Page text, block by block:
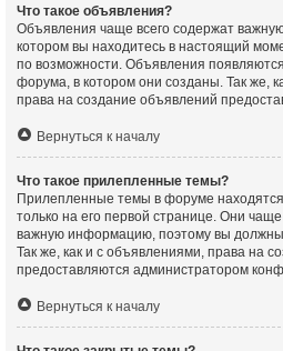
Что такое объявления?
Объявления чаще всего содержат
котором вы находитесь в настоящий
по возможности. Объявления
форума, в котором они созданы. Так же,
права на создание объявлений
Вернуться к началу
Что такое прилепленные темы?
Прилепленные темы в форуме
только на его первой странице. Они
важную информацию, поэтому вы должны
Так же, как и с объявлениями, права на
предоставляются администратором
Вернуться к началу